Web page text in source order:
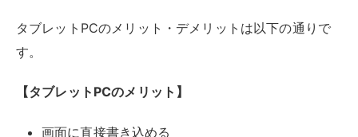
タッチペン以外にも反応してしまう
タブレットPCは他2つのタブレットとは異なり、パソコ
ンそのものの機能としてタッチパネルが搭載されていま